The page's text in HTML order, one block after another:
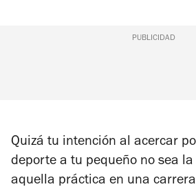
PUBLICIDAD
Quizá tu intención al acercar
deporte a tu pequeño no sea
aquella práctica en una